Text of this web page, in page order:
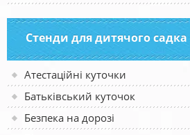
Стенди для дитячого садка
Атестаційні куточки
Батьківський куточок
Безпека на дорозі